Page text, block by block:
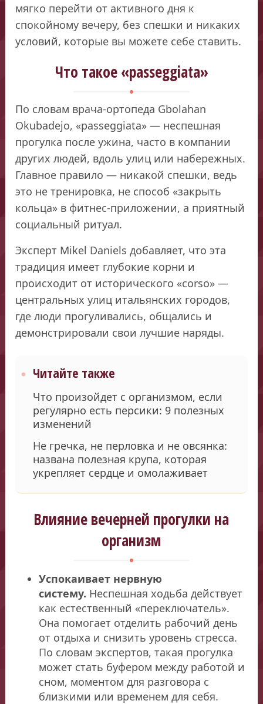
мягко перейти от активного дня к
спокойному вечеру, без спешки и никаких
условий, которые вы можете себе ставить.
Что такое «passeggiata»
По словам врача-ортопеда Gbolahan
Okubadejo, «passeggiata» — неспешная
прогулка после ужина, часто в компании
других людей, вдоль улиц или набережных.
Главное правило — никакой спешки, ведь
это не тренировка, не способ «закрыть
кольца» в фитнес-приложении, а приятный
социальный ритуал.
Эксперт Mikel Daniels добавляет, что эта
традиция имеет глубокие корни и
происходит от исторического «corso» —
центральных улиц итальянских городов,
где люди прогуливались, общались и
демонстрировали свои лучшие наряды.
Читайте также
Что произойдет с организмом, если
регулярно есть персики: 9 полезных
изменений
Не гречка, не перловка и не овсянка:
названа полезная крупа, которая
укрепляет сердце и омолаживает
Влияние вечерней прогулки на
организм
Успокаивает нервную
систему. Неспешная ходьба действует
как естественный «переключатель».
Она помогает отделить рабочий день
от отдыха и снизить уровень стресса.
По словам экспертов, такая прогулка
может стать буфером между работой и
сном, моментом для разговора с
близкими или временем для себя.